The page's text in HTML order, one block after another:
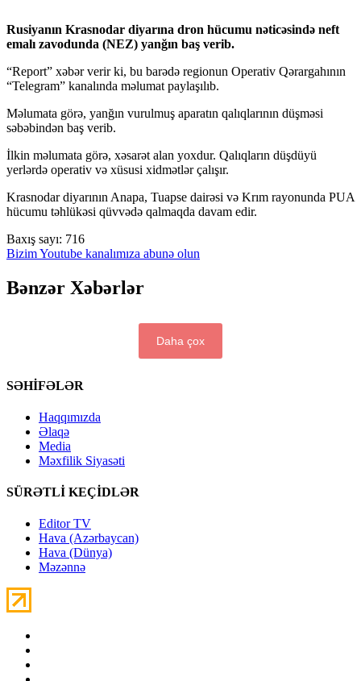
Rusiyanın Krasnodar diyarına dron hücumu nəticəsində neft
emalı zavodunda (NEZ) yanğın baş verib.
“Report” xəbər verir ki, bu barədə regionun Operativ Qərargahının
“Telegram” kanalında məlumat paylaşılıb.
Məlumata görə, yanğın vurulmuş aparatın qalıqlarının düşməsi
səbəbindən baş verib.
İlkin məlumata görə, xəsarət alan yoxdur. Qalıqların düşdüyü
yerlərdə operativ və xüsusi xidmətlər çalışır.
Krasnodar diyarının Anapa, Tuapse dairəsi və Krım rayonunda PUA
hücumu təhlükəsi qüvvədə qalmaqda davam edir.
Baxış sayı: 716
Bizim Youtube kanalımıza abunə olun
Bənzər Xəbərlər
Daha çox
SƏHİFƏLƏR
Haqqımızda
Əlaqə
Media
Məxfilik Siyasəti
SÜRƏTLİ KEÇİDLƏR
Editor TV
Hava (Azərbaycan)
Hava (Dünya)
Məzənnə